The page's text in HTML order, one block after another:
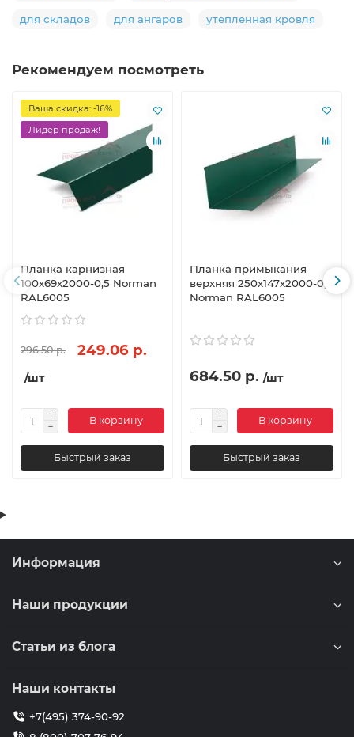
для складов для ангаров утепленная кровля
Рекомендуем посмотреть
Ваша скидка: -16%
Лидер продаж!
Планка карнизная
100х69х2000-0,5 Norman
RAL6005
296.50 р. 249.06 р.
/шт
В корзину
Быстрый заказ
Планка примыкания
верхняя 250х147х2000-0,5
Norman RAL6005
684.50 р. /шт
В корзину
Быстрый заказ
Информация
Наши продукции
Статьи из блога
Наши контакты
+7(495) 374-90-92